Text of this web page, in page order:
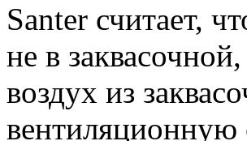
Santer считает,
не в
воздух из
вентиляционную